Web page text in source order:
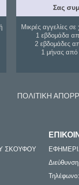
Σας
Μικρές αγγελίες σε
1 εβδομάδα
2 εβδομάδες
1 μήνας
ΠΟΛΙΤΙΚΗ
ΣΚΟΥΦΟΥ